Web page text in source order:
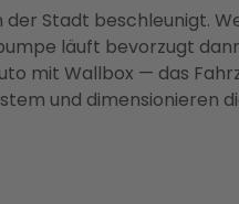
Stadt beschleunigt.
läuft bevorzugt
mit Wallbox — das
und dimensionieren